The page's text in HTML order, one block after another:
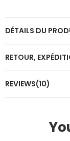
DÉTAILS DU
RETOUR,
REVIEWS(10)